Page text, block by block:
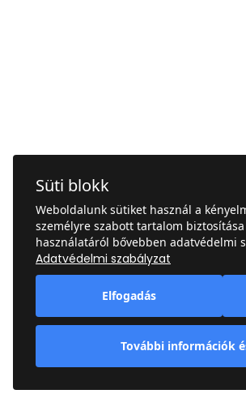
Süti blokk
Weboldalunk sütiket használ a
személyre szabott tartalom
használatáról bővebben adatvédelmi
Adatvédelmi szabályzat
Elfogadás
További információk